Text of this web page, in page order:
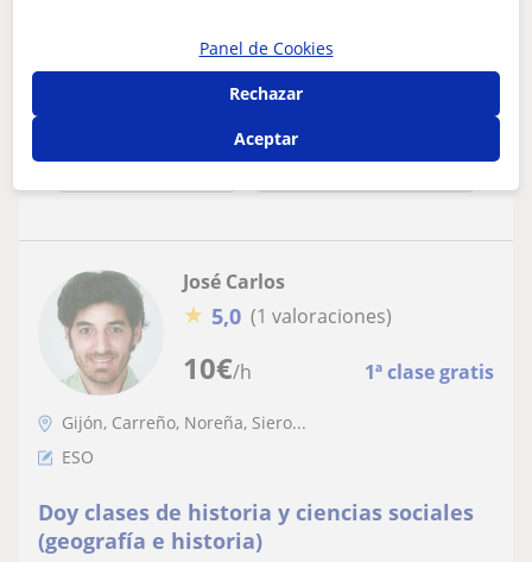
la zona de Villaviciosa (Asturias) y alrededores, del área
ver más Contactar
10€/h 1ª clase gratis
José Carlos
★ 5,0 (1 valoraciones)
Gijón, Carreño, Noreña, Siero...
ESO
Doy clases de historia y ciencias sociales
(geografía e historia)
Panel de Cookies
Rechazar
Aceptar